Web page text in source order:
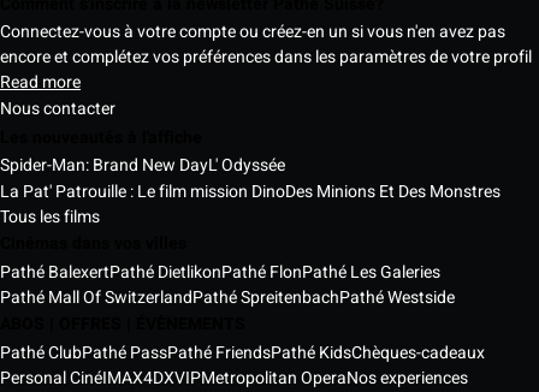
Connectez-vous à votre compte ou créez-en un si vous n'en avez pas
encore et complétez vos préférences dans les paramètres de votre profil
Read more
Nous contacter
Spider-Man: Brand New DayL' Odyssée
La Pat' Patrouille : Le film mission DinoDes Minions Et Des Monstres
Tous les films
Pathé BalexertPathé DietlikonPathé FlonPathé Les Galeries
Pathé Mall Of SwitzerlandPathé SpreitenbachPathé Westside
Pathé ClubPathé PassPathé FriendsPathé KidsChèques-cadeaux
Personal CinéIMAX4DXVIPMetropolitan OperaNos experiences